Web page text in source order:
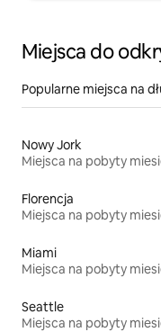
Miejsca do
Popularne miejsca na
Nowy Jork
Miejsca na pobyty
Florencja
Miejsca na pobyty
Miami
Miejsca na pobyty
Seattle
Miejsca na pobyty